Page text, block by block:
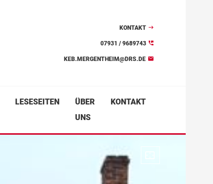
KONTAKT
07931 / 9689743
KEB.MERGENTHEIM@DRS.DE
LESESEITEN
ÜBER
UNS
KONTAKT